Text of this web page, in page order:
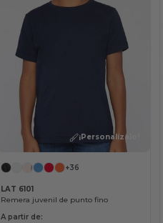
¡Personalízalo!
+36
LAT 6101
Remera juvenil de punto fino
A partir de: